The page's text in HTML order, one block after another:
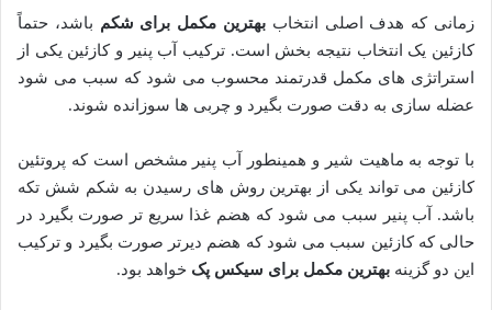
زمانی که هدف اصلی انتخاب بهترین مکمل برای شکم باشد، حتماً
کازئین یک انتخاب نتیجه بخش است. ترکیب آب پنیر و کازئین یکی از
استراتژی های مکمل قدرتمند محسوب می شود که سبب می شود
عضله سازی به دقت صورت بگیرد و چربی ها سوزانده شوند.
با توجه به ماهیت شیر و همینطور آب پنیر مشخص است که پروتئین
کازئین می تواند یکی از بهترین روش های رسیدن به شکم شش تکه
باشد. آب پنیر سبب می شود که هضم غذا سریع تر صورت بگیرد در
حالی که کازئین سبب می شود که هضم دیرتر صورت بگیرد و ترکیب
این دو گزینه بهترین مکمل برای سیکس پک خواهد بود.